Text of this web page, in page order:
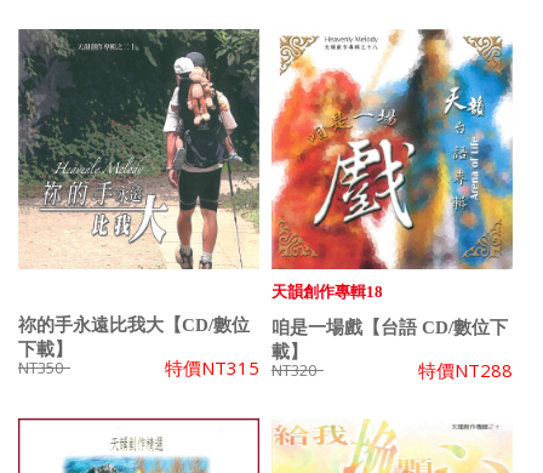
祢的手永遠比我大【CD/數位
下載】
NT350 特價NT315
天韻創作專輯18
咱是一場戲【台語 CD/數位下
載】
NT320 特價NT288